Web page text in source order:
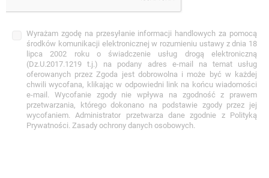
Wyrażam zgodę na przesyłanie informacji handlowych za pomocą
środków komunikacji elektronicznej w rozumieniu ustawy z dnia 18
lipca 2002 roku o świadczenie usług drogą elektroniczną
(Dz.U.2017.1219 t.j.) na podany adres e-mail na temat usług
oferowanych przez Zgoda jest dobrowolna i może być w każdej
chwili wycofana, klikając w odpowiedni link na końcu wiadomości
e-mail. Wycofanie zgody nie wpływa na zgodność z prawem
przetwarzania, którego dokonano na podstawie zgody przez jej
wycofaniem. Administrator przetwarza dane zgodnie z Polityką
Prywatności. Zasady ochrony danych osobowych.